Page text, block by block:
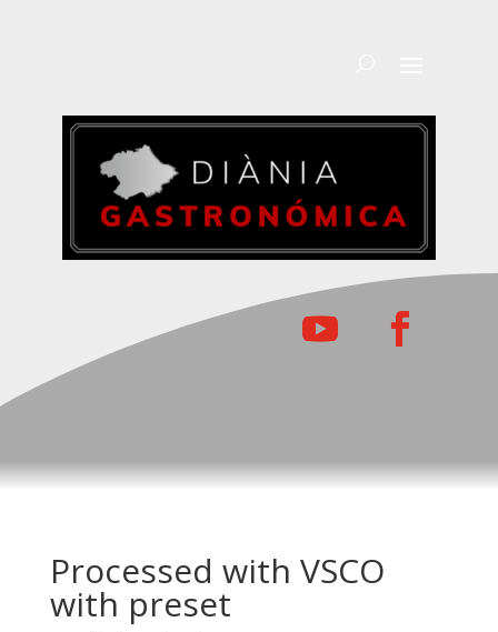
Processed with VSCO
with preset